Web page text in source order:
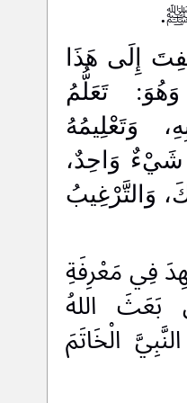
ﷺ.
إِلَى هَذَا
وَهُوَ: تَعَلُّمُ
وَتَعْلِيمُهُ
شَيْءٌ وَاحِدٌ،
وَالتَّرْغِيبُ
فِي مَعْرِفَةِ
بَعَثَ اللهُ
الْخَاتَمَ